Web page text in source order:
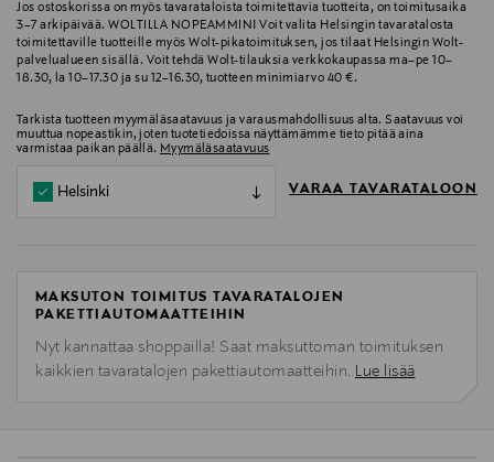
Jos ostoskorissa on myös tavarataloista toimitettavia tuotteita, on toimitusaika
3–7 arkipäivää. WOLTILLA NOPEAMMIN! Voit valita Helsingin tavaratalosta
toimitettaville tuotteille myös Wolt-pikatoimituksen, jos tilaat Helsingin Wolt-
palvelualueen sisällä. Voit tehdä Wolt-tilauksia verkkokaupassa ma–pe 10–
18.30, la 10–17.30 ja su 12–16.30, tuotteen minimiarvo 40 €.
Tarkista tuotteen myymäläsaatavuus ja varausmahdollisuus alta. Saatavuus voi
muuttua nopeastikin, joten tuotetiedoissa näyttämämme tieto pitää aina
varmistaa paikan päällä. Myymäläsaatavuus
Helsinki VARAA TAVARATALOON
MAKSUTON TOIMITUS TAVARATALOJEN
PAKETTIAUTOMAATTEIHIN
Nyt kannattaa shoppailla! Saat maksuttoman toimituksen
kaikkien tavaratalojen pakettiautomaatteihin. Lue lisää